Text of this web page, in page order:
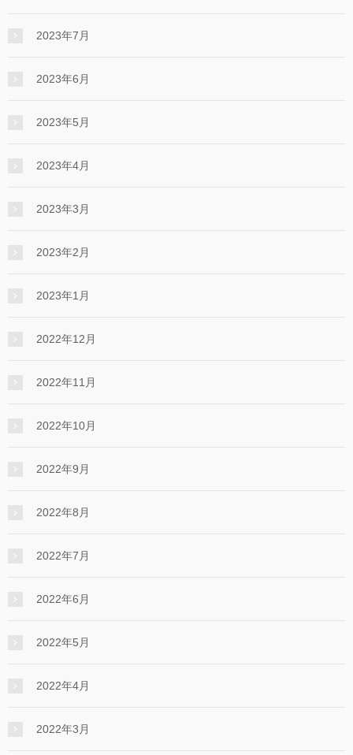
2023年7月
2023年6月
2023年5月
2023年4月
2023年3月
2023年2月
2023年1月
2022年12月
2022年11月
2022年10月
2022年9月
2022年8月
2022年7月
2022年6月
2022年5月
2022年4月
2022年3月